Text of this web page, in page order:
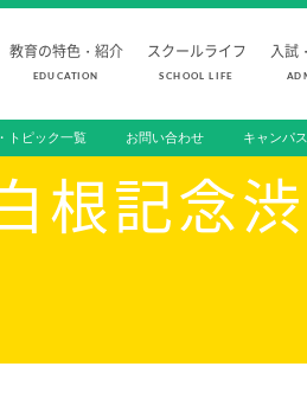
教育の特色・紹介
EDUCATION
スクールライフ
SCHOOL LIFE
入試
1日の流れ
トピック一覧 お問い合わせ キャンパ
根記念